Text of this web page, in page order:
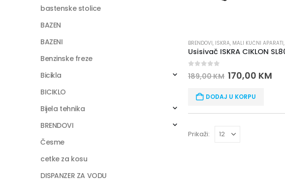
BRENDOVI, ISKRA, MALI KUĆNI APARATI,
out of 5
189,00KM 170,00 KM
DODAJ U KORPU
Prikaži:
bastenske stolice
BAZEN
BAZENI
Benzinske freze
Bicikla
BICIKLO
Bijela tehnika
BRENDOVI
Česme
cetke za kosu
DISPANZER ZA VODU